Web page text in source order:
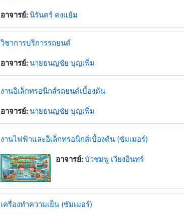
อาจารย์:นิรันดร์ คงแย้ม
วิชาการบริการรถยนต์
อาจารย์:นายธนญชัย บุญเพิ่ม
งานอิเล็กทรอนิกส์รถยนต์เบื้องต้น
อาจารย์:นายธนญชัย บุญเพิ่ม
งานไฟฟ้าและอิเล็กทรอนิกส์เบื้องต้น (ซัมเมอร์)
อาจารย์:บัวชมพู เวียงอินทร์
เครื่องทำความเย็น (ซัมเมอร์)